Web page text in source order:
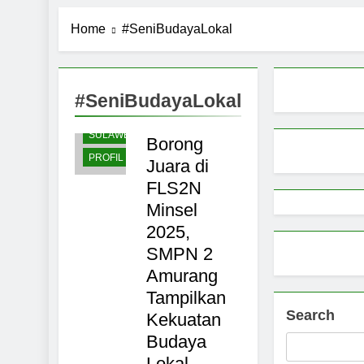
Pemprov
9 Months Ago
Home #SeniBudayaLokal
#SeniBudayaLokal
MINAHASA
SULAWESI
PROFIL
Borong
Juara di
FLS2N
Minsel
2025,
SMPN 2
Amurang
Tampilkan
Kekuatan
Budaya
Search